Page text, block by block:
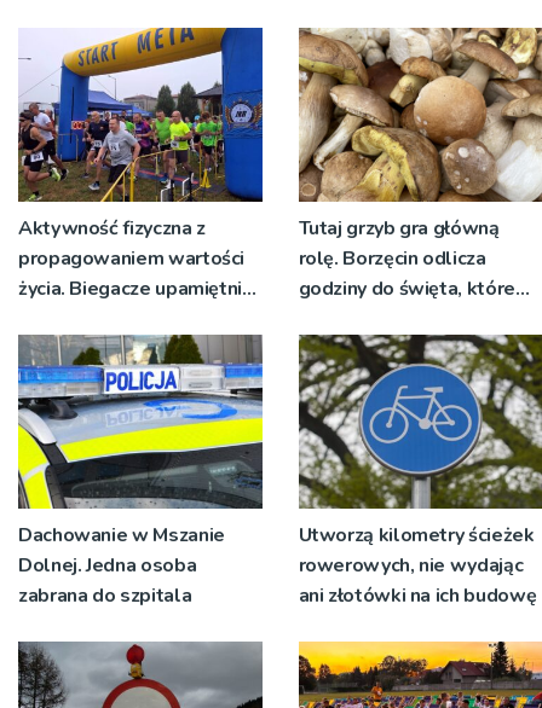
Aktywność fizyczna z
propagowaniem wartości
życia. Biegacze upamiętnili
Tutaj grzyb gra główną
rolę. Borzęcin odlicza
godziny do święta, które
pokoleń
Dachowanie w Mszanie
Dolnej. Jedna osoba
zabrana do szpitala
Utworzą kilometry ścieżek
rowerowych, nie wydając
ani złotówki na ich budowę